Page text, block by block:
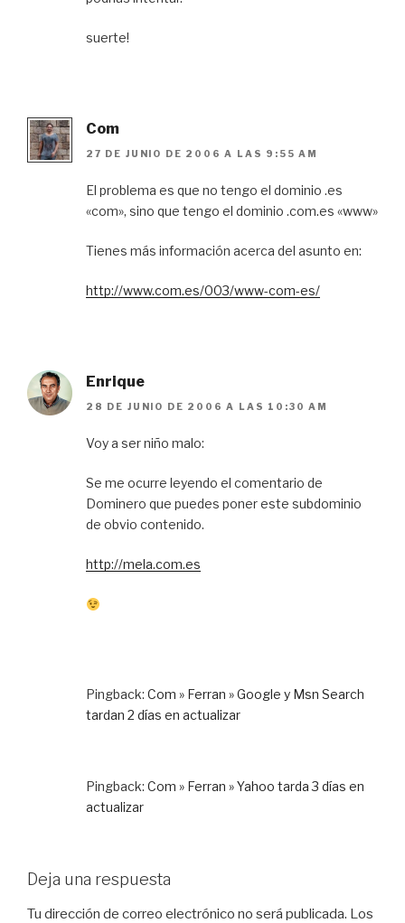
suerte!
Com
27 DE JUNIO DE 2006 A LAS 9:55 AM
El problema es que no tengo el dominio .es
«com», sino que tengo el dominio .com.es «www»
Tienes más información acerca del asunto en:
http://www.com.es/003/www-com-es/
Enrique
28 DE JUNIO DE 2006 A LAS 10:30 AM
Voy a ser niño malo:
Se me ocurre leyendo el comentario de
Dominero que puedes poner este subdominio
de obvio contenido.
http://mela.com.es
Pingback: Com » Ferran » Google y Msn Search
tardan 2 días en actualizar
Pingback: Com » Ferran » Yahoo tarda 3 días en
actualizar
Deja una respuesta
Tu dirección de correo electrónico no será publicada. Los